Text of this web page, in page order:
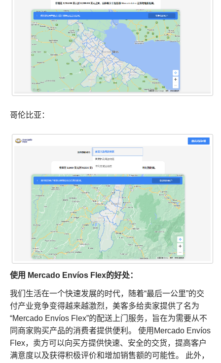
哥伦比亚：
使用 Mercado Envíos Flex的好处：
我们生活在一个快速发展的时代，随着“最后一公里”的交
付产业竞争变得越来越激烈，美客多给卖家提供了名为
“Mercado Envíos Flex”的配送上门服务，旨在为需要从不
同商家购买产品的消费者提供便利。 使用Mercado Envíos
Flex，卖方可以向买方提供快速、安全的交货，提高客户
满意度以及获得积极评价和增加销售额的可能性。 此外，